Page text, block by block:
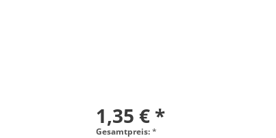
1,35 € *
Gesamtpreis:*